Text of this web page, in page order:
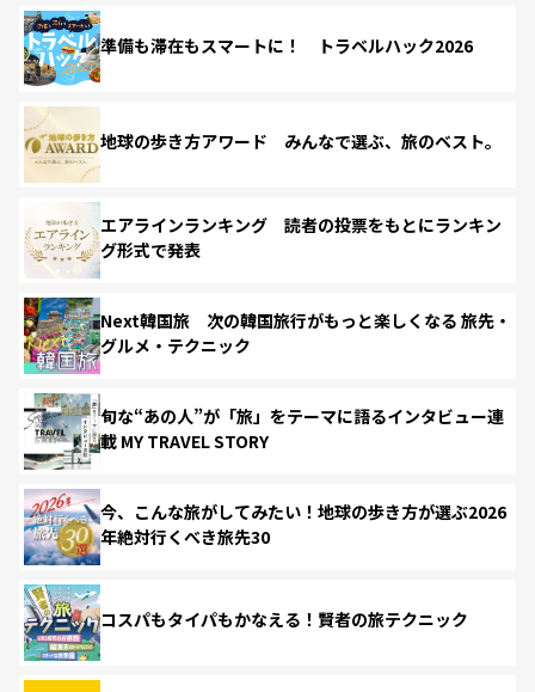
準備も滞在もスマートに！ トラベルハック2026
地球の歩き方アワード みんなで選ぶ、旅のベスト。
エアラインランキング 読者の投票をもとにランキン
グ形式で発表
Next韓国旅 次の韓国旅行がもっと楽しくなる 旅先・
グルメ・テクニック
旬な“あの人”が「旅」をテーマに語るインタビュー連
載 MY TRAVEL STORY
今、こんな旅がしてみたい！地球の歩き方が選ぶ2026
年絶対行くべき旅先30
コスパもタイパもかなえる！賢者の旅テクニック